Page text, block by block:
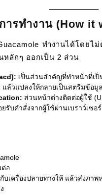
ารทำงาน (How it
ทำงานได้โดยไ
หลักๆ ออกเป็น 2 ส่วน
เป็นส่วนสำคัญที่ทำหน้าที่เป็
แล้วแปลงให้กลายเป็นสตรีมข้อมู
ส่วนหน้าต่างติดต่อผู้ใช้
รับคำสั่งจากผู้ใช้ผ่านเบราว์เซอ
ต่อ
บเครื่องปลายทางให้ แล้วส่งภ